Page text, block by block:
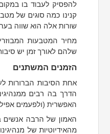
להפסיק לעבוד בו
קנינו כמה סוגים של
שורות אלה הוא שווה
מחיר המטבעות
שלהם לאורך זמן יש
הזמנים המשתנים
אחת הסיבות הברורות
הדרך בה רבים
האפשרית (ולפעמים
האמון של הרבה אנשים
מהאידיוטיות של